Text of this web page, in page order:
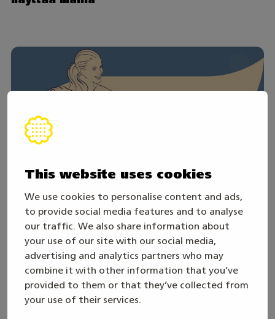
This website uses cookies
We use cookies to personalise content and ads,
to provide social media features and to analyse
our traffic. We also share information about
your use of our site with our social media,
advertising and analytics partners who may
combine it with other information that you’ve
provided to them or that they’ve collected from
your use of their services.
31. maaliskuuta
Nuoret osaajat ja työpaikkaoppimisen
voima – yhdessä kohti laadukasta
osaamista